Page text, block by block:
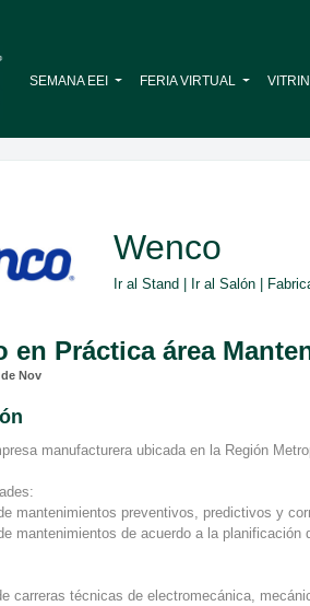
SEMANA EEI FERIA VIRTUAL
Wenco
Ir al Stand Ir al Salón|
en Práctica área
Nov
manufacturera ubicada en la Región
mantenimientos preventivos, predictivos y
mantenimientos de acuerdo a la planificación
carreras técnicas de electromecánica,